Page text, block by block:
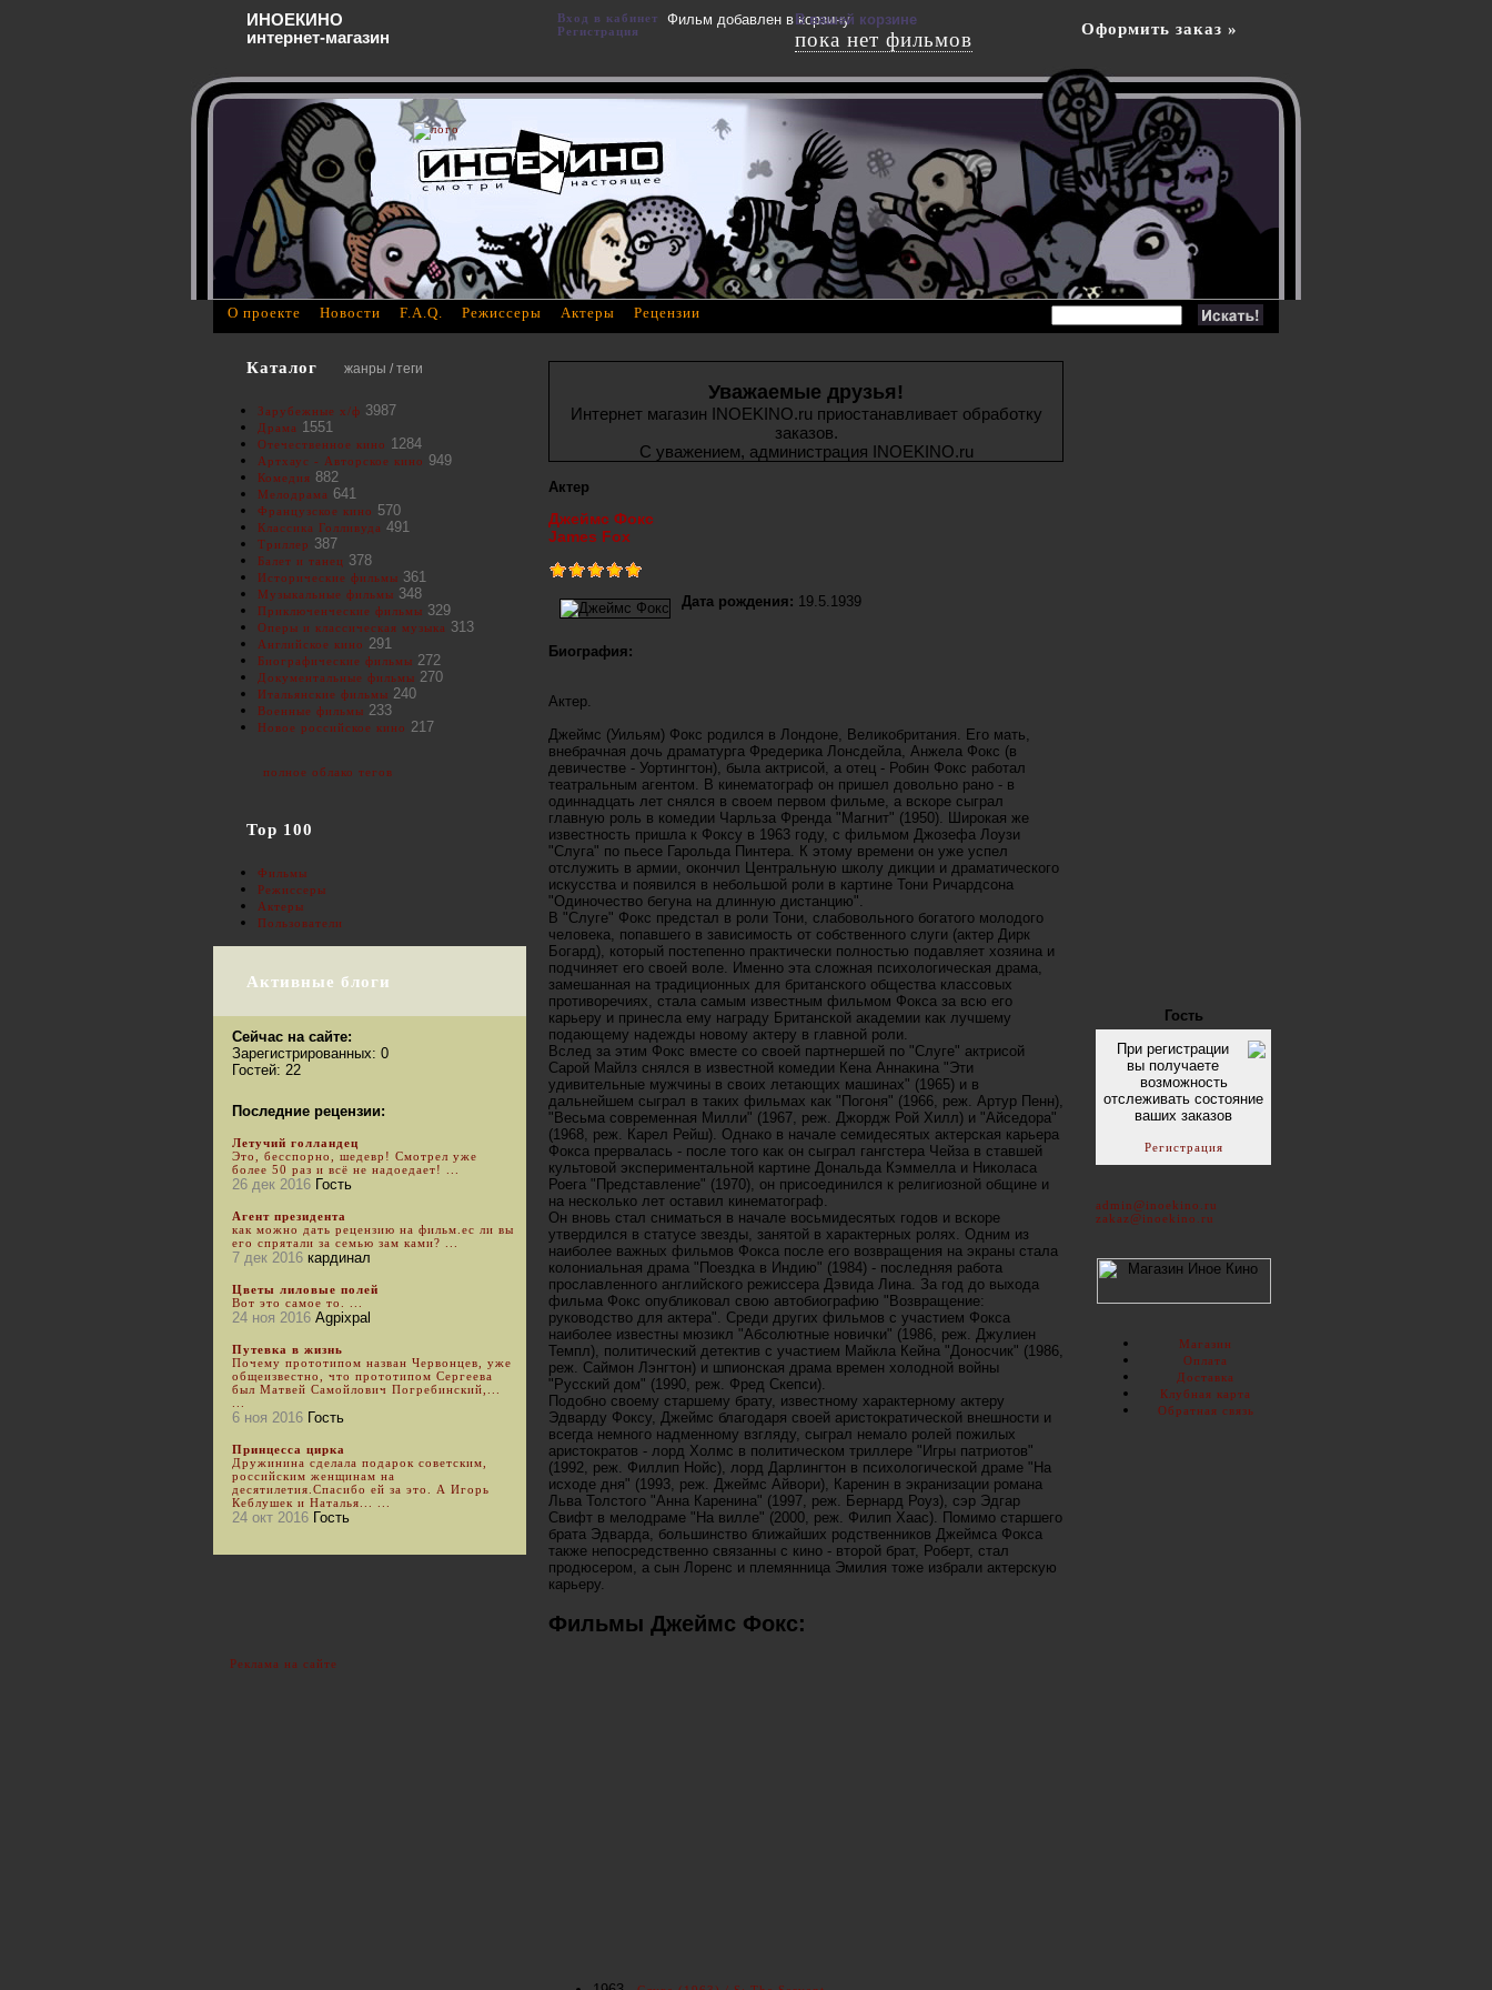
Уважаемые друзья!
Интернет магазин INOEKINO.ru приостанавливает обработку
заказов.
С уважением, администрация INOEKINO.ru
Актер
Джеймс Фокс
James Fox
Дата рождения: 19.5.1939
Биография:
Актер.
Джеймс (Уильям) Фокс родился в Лондоне, Великобритания. Его мать,
внебрачная дочь драматурга Фредерика Лонсдейла, Анжела Фокс (в
девичестве - Уортингтон), была актрисой, а отец - Робин Фокс работал
театральным агентом. В кинематограф он пришел довольно рано - в
одиннадцать лет снялся в своем первом фильме, а вскоре сыграл
главную роль в комедии Чарльза Френда "Магнит" (1950). Широкая же
известность пришла к Фоксу в 1963 году, с фильмом Джозефа Лоузи
"Слуга" по пьесе Гарольда Пинтера. К этому времени он уже успел
отслужить в армии, окончил Центральную школу дикции и драматического
искусства и появился в небольшой роли в картине Тони Ричардсона
"Одиночество бегуна на длинную дистанцию".
В "Слуге" Фокс предстал в роли Тони, слабовольного богатого молодого
человека, попавшего в зависимость от собственного слуги (актер Дирк
Богард), который постепенно практически полностью подавляет хозяина и
подчиняет его своей воле. Именно эта сложная психологическая драма,
замешанная на традиционных для британского общества классовых
противоречиях, стала самым известным фильмом Фокса за всю его
карьеру и принесла ему награду Британской академии как лучшему
подающему надежды новому актеру в главной роли.
Вслед за этим Фокс вместе со своей партнершей по "Слуге" актрисой
Сарой Майлз снялся в известной комедии Кена Аннакина "Эти
удивительные мужчины в своих летающих машинах" (1965) и в
дальнейшем сыграл в таких фильмах как "Погоня" (1966, реж. Артур Пенн),
"Весьма современная Милли" (1967, реж. Джордж Рой Хилл) и "Айседора"
(1968, реж. Карел Рейш). Однако в начале семидесятых актерская карьера
Фокса прервалась - после того как он сыграл гангстера Чейза в ставшей
культовой экспериментальной картине Дональда Кэммелла и Николаса
Роега "Представление" (1970), он присоединился к религиозной общине и
на несколько лет оставил кинематограф.
Он вновь стал сниматься в начале восьмидесятых годов и вскоре
утвердился в статусе звезды, занятой в характерных ролях. Одним из
наиболее важных фильмов Фокса после его возвращения на экраны стала
колониальная драма "Поездка в Индию" (1984) - последняя работа
прославленного английского режиссера Дэвида Лина. За год до выхода
фильма Фокс опубликовал свою автобиографию "Возвращение:
руководство для актера". Среди других фильмов с участием Фокса
наиболее известны мюзикл "Абсолютные новички" (1986, реж. Джулиен
Темпл), политический детектив с участием Майкла Кейна "Доносчик" (1986,
реж. Саймон Лэнгтон) и шпионская драма времен холодной войны
"Русский дом" (1990, реж. Фред Скепси).
Подобно своему старшему брату, известному характерному актеру
Эдварду Фоксу, Джеймс благодаря своей аристократической внешности и
всегда немного надменному взгляду, сыграл немало ролей пожилых
аристократов - лорд Холмс в политическом триллере "Игры патриотов"
(1992, реж. Филлип Нойс), лорд Дарлингтон в психологической драме "На
исходе дня" (1993, реж. Джеймс Айвори), Каренин в экранизации романа
Льва Толстого "Анна Каренина" (1997, реж. Бернард Роуз), сэр Эдгар
Свифт в мелодраме "На вилле" (2000, реж. Филип Хаас). Помимо старшего
брата Эдварда, большинство ближайших родственников Джеймса Фокса
также непосредственно связанны с кино - второй брат, Роберт, стал
продюсером, а сын Лоренс и племянница Эмилия тоже избрали актерскую
карьеру.
Фильмы Джеймс Фокс:
Каталог жанры / теги
Зарубежные х/ф 3987
Драма 1551
Отечественное кино 1284
Артхаус - Авторское кино 949
Комедия 882
Мелодрама 641
Французское кино 570
Классика Голливуда 491
Триллер 387
Балет и танец 378
Исторические фильмы 361
Музыкальные фильмы 348
Приключенческие фильмы 329
Оперы и классическая музыка 313
Английское кино 291
Биографические фильмы 272
Документальные фильмы 270
Итальянские фильмы 240
Военные фильмы 233
Новое российское кино 217
полное облако тегов
Top 100
Фильмы
Режиссеры
Актеры
Пользователи
Активные блоги
Сейчас на сайте:
Зарегистрированных: 0
Гостей: 22
Последние рецензии:
Летучий голландец
Это, бесспорно, шедевр! Смотрел уже
более 50 раз и всё не надоедает! ...
26 дек 2016 Гость
Агент президента
как можно дать рецензию на фильм.ес ли вы
его спрятали за семью зам ками? ...
7 дек 2016 кардинал
Цветы лиловые полей
Вот это самое то. ...
24 ноя 2016 Agpixpal
Путевка в жизнь
Почему прототипом назван Червонцев, уже
общеизвестно, что прототипом Сергеева
был Матвей Самойлович Погребинский,...
6 ноя 2016 Гость
Принцесса цирка
Дружинина сделала подарок советским,
российским женщинам на
десятилетия.Спасибо ей за это. А Игорь
Кеблушек и Наталья... ...
24 окт 2016 Гость
Реклама на сайте
Гость
При регистрации
вы получаете
возможность
отслеживать состояние
ваших заказов
Регистрация
admin@inoekino.ru
zakaz@inoekino.ru
Магазин
Оплата
Доставка
Клубная карта
Обратная связь
О проекте Новости F.A.Q. Режиссеры Актеры Рецензии
Фильм добавлен в корзину
ИНОЕКИНО
интернет-магазин
Вход в кабинет
Регистрация
В вашей корзине
пока нет фильмов Оформить заказ »